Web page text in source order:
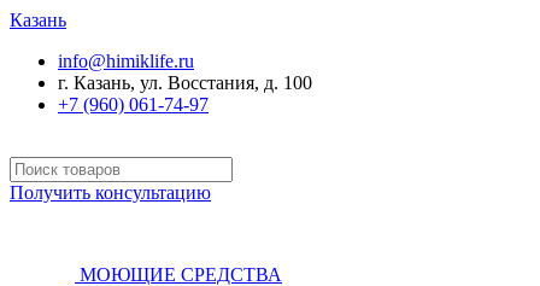
Казань
info@himiklife.ru
г. Казань, ул. Восстания, д. 100
+7 (960) 061-74-97
Получить консультацию
МОЮЩИЕ СРЕДСТВА